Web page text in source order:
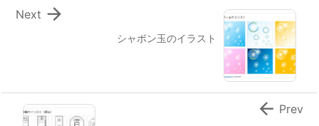
シャボン玉のイラスト

Next
 Prev